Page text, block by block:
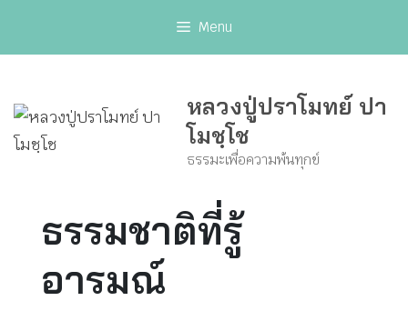
Menu
หลวงปู่ปราโมทย์ ปา
โมชฺโช
ธรรมะเพื่อความพ้นทุกข์
ธรรมชาติที่รู้
อารมณ์